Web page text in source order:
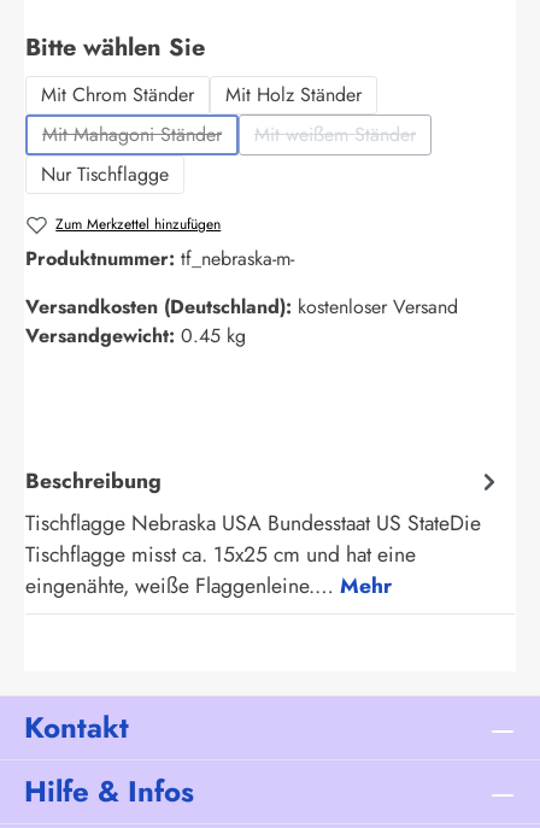
Bitte wählen Sieauswählen
Mit Chrom Ständer
Mit Holz Ständer
Mit Mahagoni Ständer
(Diese Option ist zurzeit nicht verfügbar.)
Mit weißem Ständer
(Diese Option ist zurzeit
Nur Tischflagge
Zum Merkzettel hinzufügen
Produktnummer: tf_nebraska-m-
Versandkosten (Deutschland): kostenloser Versand
Versandgewicht: 0.45 kg
Beschreibung
Tischflagge Nebraska USA Bundesstaat US StateDie
Tischflagge misst ca. 15x25 cm und hat eine
eingenähte, weiße Flaggenleine.… Mehr
Kontakt
Hilfe & Infos